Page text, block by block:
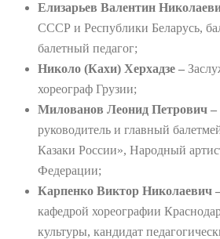
Елизарьев Валентин
СССР и Республики Беларусь,
балетный педагог;
Николо (Кахи) Херхадзе –
хореограф Грузии;
Милованов Леонид Петрович –
руководитель и главный
Казаки России», Народный
Федерации;
Карпенко Виктор Николаевич
кафедрой хореографии
культуры, кандидат